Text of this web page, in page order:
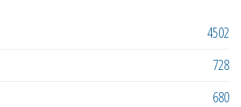
4502
728
680